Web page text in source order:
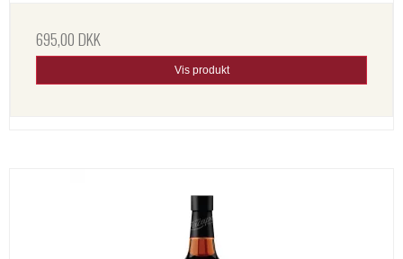
695,00 DKK
Vis produkt